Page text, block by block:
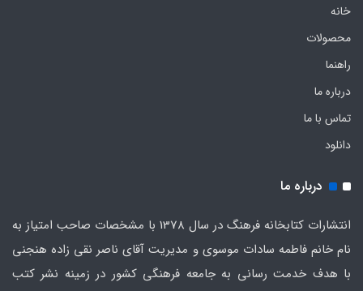
خانه
محصولات
راهنما
درباره ما
تماس با ما
دانلود
درباره ما
انتشارات کتابخانه فرهنگ در سال 1378 با مشخصات صاحب امتیاز به
نام خانم فاطمه سادات موسوی و مدیریت آقای ناصر نقی زاده هنجنی
با هدف خدمت رسانی به جامعه فرهنگی کشور در زمینه نشر کتب